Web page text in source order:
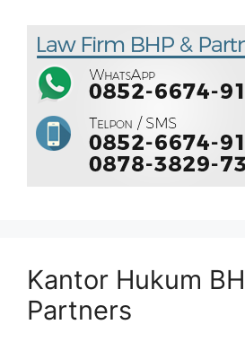
Kantor Hukum
Partners